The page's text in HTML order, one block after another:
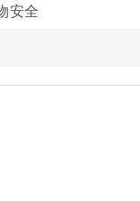
安全